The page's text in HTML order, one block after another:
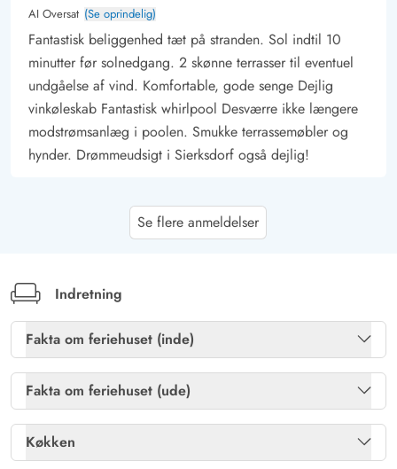
AI Oversat (Se oprindelig)
Fantastisk beliggenhed tæt på stranden. Sol indtil 10
minutter før solnedgang. 2 skønne terrasser til eventuel
undgåelse af vind. Komfortable, gode senge Dejlig
vinkøleskab Fantastisk whirlpool Desværre ikke længere
modstrømsanlæg i poolen. Smukke terrassemøbler og
hynder. Drømmeudsigt i Sierksdorf også dejlig!
Wolfgang Beßler
Vi var meget tilfredse med Esmarks service, lige fra e-
forberedt hus samt meget kvalificerede serviceteknikere.
Vi kan kun anbefale huset og ville også booke det igen.
Deutschland
5 ud af 5
Se flere anmeldelser
Indretning
Fakta om feriehuset (inde)
Brændeovn
Ja
Pool Ja
Fakta om feriehuset (ude)
Gasgrill
Ja
Køkken